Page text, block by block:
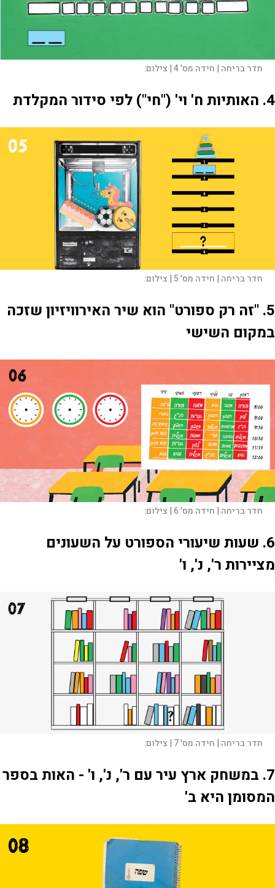
חדר בריחה | חידה מס' 4 | צילום:
4. האותיות ח' וי' ("חי") לפי סידור המקלדת
חדר בריחה | חידה מס' 5 | צילום:
5. "זה רק ספורט" הוא שיר האירוויזיון שזכה
במקום השישי
חדר בריחה | חידה מס' 6 | צילום:
6. שעות שיעורי הספורט על השעונים
מציירות ר', נ', ו'
חדר בריחה | חידה מס' 7 | צילום:
7. במשחק ארץ עיר עם ר', נ', ו' - האות בספר
המסומן היא ב'